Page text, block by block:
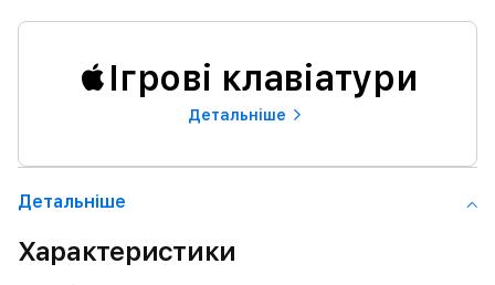
Ігрові клавіатури
Детальнiше
Детальнiше
Характеристики